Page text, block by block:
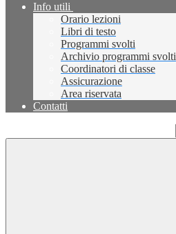
Info utili
Orario lezioni
Libri di testo
Programmi svolti
Archivio programmi svolti
Coordinatori di classe
Assicurazione
Area riservata
Contatti